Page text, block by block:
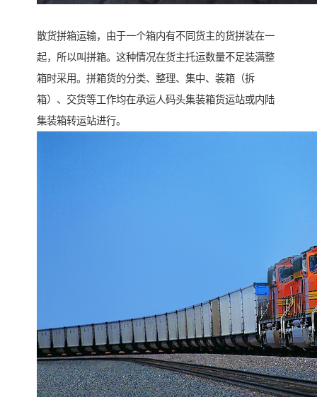
散货拼箱运输，由于一个箱内有不同货主的货拼装在一
起，所以叫拼箱。这种情况在货主托运数量不足装满整
箱时采用。拼箱货的分类、整理、集中、装箱（拆
箱）、交货等工作均在承运人码头集装箱货运站或内陆
集装箱转运站进行。